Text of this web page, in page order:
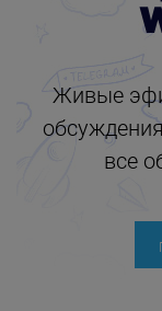
Живые
все